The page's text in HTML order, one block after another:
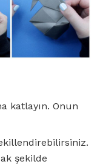
katlayın. Onun
şekilde